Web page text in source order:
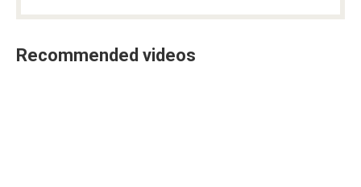
Recommended videos